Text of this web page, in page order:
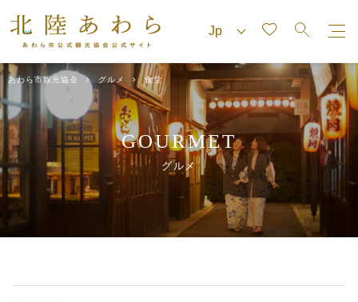
あわら市観光協会 グルメ 食堂
GOURMET
グルメ